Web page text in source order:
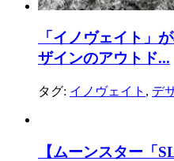
「イノヴェイト」
ザインのアウトド...
タグ: イノヴェイト , デ
【ムーンスター「